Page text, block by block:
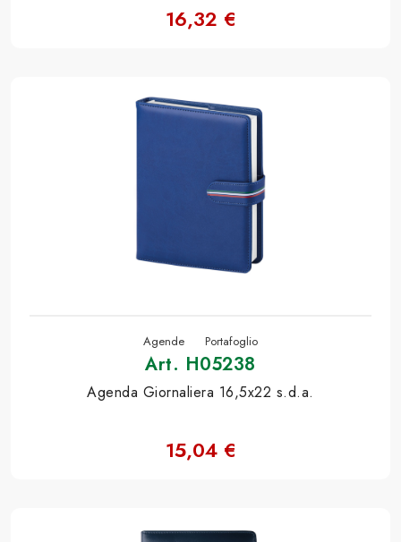
16,32 €
Agende Portafoglio
Art. H05238
Agenda Giornaliera 16,5x22 s.d.a.
15,04 €